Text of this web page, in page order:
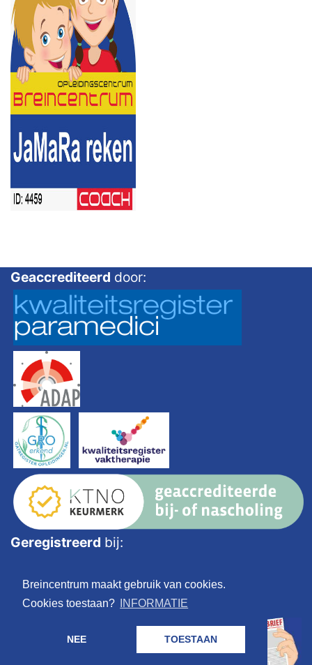
Breincentrum maakt gebruik van cookies.
Cookies toestaan?
INFORMATIE
NEE TOESTAAN
Geaccrediteerd door:
Geregistreerd bij: